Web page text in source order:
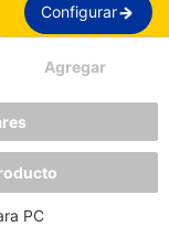
Configurar
Agregar
PC